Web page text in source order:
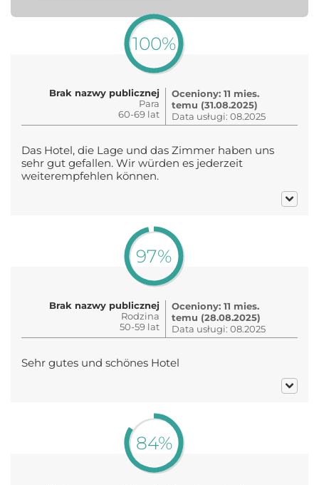
100%
Brak nazwy publicznej
Para
60-69 lat
Oceniony: 11 mies.
temu (31.08.2025)
Data usługi: 08.2025
Das Hotel, die Lage und das Zimmer haben uns
sehr gut gefallen. Wir würden es jederzeit
weiterempfehlen können.
97%
Brak nazwy publicznej
Rodzina
50-59 lat
Oceniony: 11 mies.
temu (28.08.2025)
Data usługi: 08.2025
Sehr gutes und schönes Hotel
84%